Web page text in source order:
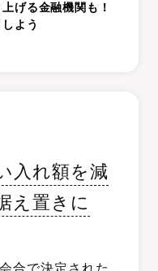
げる金融機関も！
よう
入れ額を減
え置きに
合で決定された